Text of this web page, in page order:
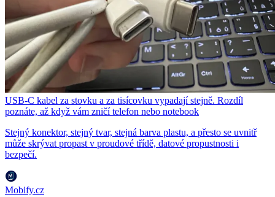
USB-C kabel za stovku a za tisícovku vypadají stejně. Rozdíl
poznáte, až když vám zničí telefon nebo notebook
Stejný konektor, stejný tvar, stejná barva plastu, a přesto se uvnitř
může skrývat propast v proudové třídě, datové propustnosti i
bezpečí.
Mobify.cz